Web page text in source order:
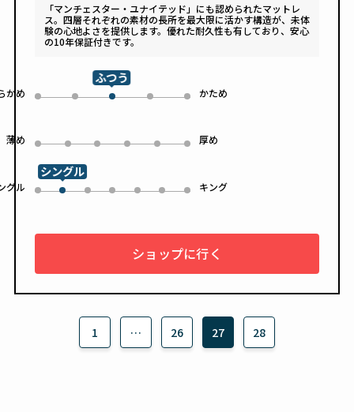
「マンチェスター・ユナイテッド」にも認められたマットレ
ス。四層それぞれの素材の長所を最大限に活かす構造が、未体
験の心地よさを提供します。優れた耐久性も有しており、安心
の10年保証付きです。
かめ 0 1 2
ふつう
3 かため
4
薄め 0 1 2 3 4 厚め
5
グル 0 1
シングル
2 3 4 5 キング
6
ショップに行く
1 … 26 27 28